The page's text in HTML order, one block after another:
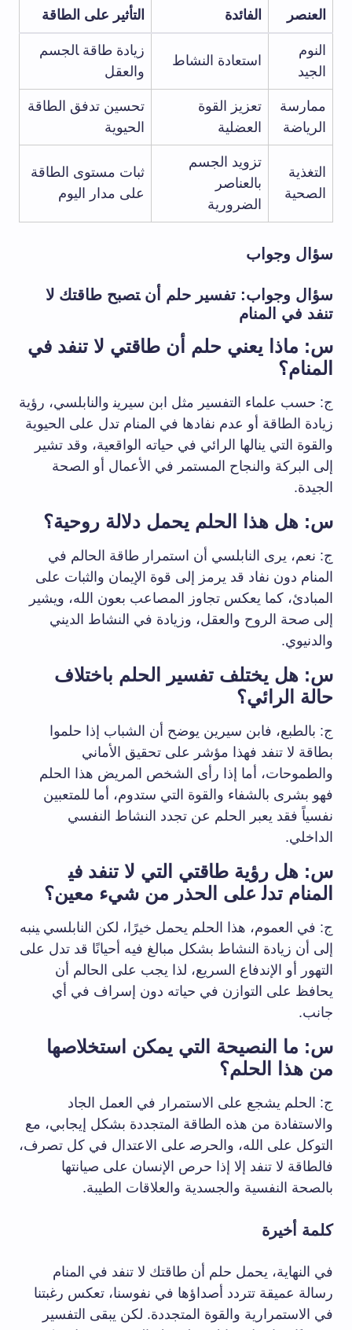
العنصر الفائدة التأثير على الطاقة
النوم
الجيد
استعادة النشاط
زيادة طاقة ‍الجسم
والعقل
ممارسة⁢
الرياضة
تعزيز القوة
العضلية
تحسين تدفق الطاقة
الحيوية
التغذية‍
الصحية
تزويد الجسم
بالعناصر
الضرورية
ثبات​ مستوى الطاقة
على مدار اليوم
سؤال وجواب
سؤال وجواب: تفسير حلم أن ‍تصبح طاقتك لا
تنفد في المنام
س: ماذا يعني حلم أن طاقتي لا تنفد في
المنام؟
ج: حسب علماء التفسير مثل ابن سيرين‍ والنابلسي، رؤية
زيادة الطاقة أو⁢ عدم نفادها في المنام تدل على الحيوية
والقوة التي ينالها الرائي في حياته ⁣الواقعية، وقد تشير⁤
إلى البركة والنجاح المستمر في الأعمال أو الصحة‌
الجيدة.
س: هل هذا الحلم يحمل دلالة روحية؟
ج: نعم، يرى النابلسي أن استمرار طاقة الحالم في
المنام دون نفاد قد يرمز إلى قوة الإيمان والثبات على
المبادئ، كما يعكس⁣ تجاوز المصاعب بعون الله، ويشير⁤
إلى صحة الروح والعقل، وزيادة في النشاط الديني
والدنيوي.
س: هل يختلف تفسير الحلم باختلاف
حالة الرائي؟
ج:​ بالطبع، ⁢فابن ⁢سيرين يوضح أن الشباب إذا ⁣حلموا
بطاقة ⁤لا تنفد فهذا مؤشر على ⁤تحقيق الأماني
والطموحات، أما ‌إذا رأى الشخص المريض هذا الحلم
فهو بشرى بالشفاء والقوة التي ستدوم، أما للمتعبين⁤
نفسياً فقد يعبر الحلم عن تجدد النشاط النفسي
الداخلي.
س:⁢ هل رؤية طاقتي التي لا تنفد في‍
المنام تدل‍ على الحذر من شيء معين؟
ج: في العموم، هذا الحلم ​يحمل خيرًا، لكن النابلسي ‍ينبه
إلى أن زيادة النشاط بشكل مبالغ فيه أحيانًا قد تدل على
التهور ​أو الإندفاع السريع، لذا يجب على الحالم أن⁣
يحافظ‌ على ⁢التوازن في حياته⁣ دون⁤ إسراف في ‌أي
جانب.
س: ما⁣ النصيحة التي يمكن استخلاصها
من هذا الحلم؟
ج: الحلم يشجع على الاستمرار⁤ في العمل الجاد
والاستفادة من هذه الطاقة المتجددة بشكل ⁤إيجابي، مع
التوكل على الله، والحرص‍ على الاعتدال في كل تصرف،
فالطاقة لا​ تنفد إلا⁤ إذا حرص الإنسان على صيانتها
بالصحة النفسية والجسدية والعلاقات الطيبة.
كلمة ​أخيرة
في النهاية، يحمل حلم أن طاقتك لا تنفد في المنام
رسالة عميقة تتردد أصداؤها في نفوسنا، تعكس رغبتنا
في الاستمرارية‌ والقوة المتجددة. ​لكن يبقى التفسير